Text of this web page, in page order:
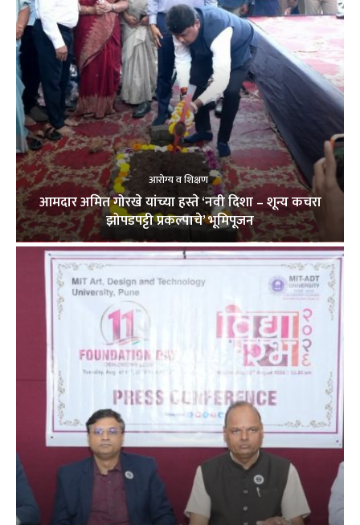
आरोग्य व शिक्षण
आमदार अमित गोरखे यांच्या हस्ते ‘नवी दिशा – शून्य कचरा
झोपडपट्टी प्रकल्पाचे’ भूमिपूजन